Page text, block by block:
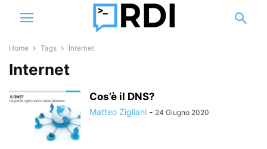
Home Tags Internet
Internet
Cos’è il DNS?
Matteo Zigliani - 24 Giugno 2020